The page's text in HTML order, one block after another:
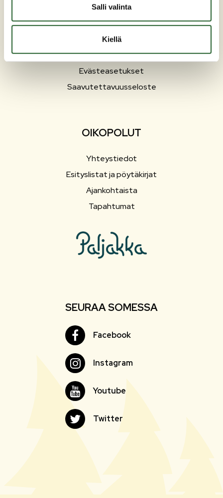
Salli valinta
Kiellä
Varhaiskasvatus ja opetus
Työ ja elinkeinot
Sosiaali- ja terveyspalvelut
Hallinto
Evästeasetukset
Saavutettavuusseloste
OIKOPOLUT
Yhteystiedot
Esityslistat ja pöytäkirjat
Ajankohtaista
Tapahtumat
SEURAA SOMESSA
FacebookFacebook
InstagramInstagram
YoutubeYoutube
Twitter Twitter